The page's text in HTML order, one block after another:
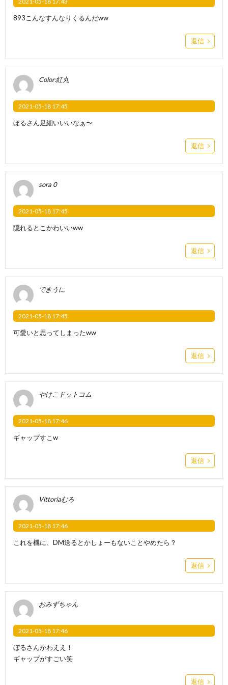
893こんなすんなりくるんだww
返信
Color:紅丸
2021-05-18 17:45
ぼるさん足細いいいなぁ〜
返信
sora 0
2021-05-18 17:45
隠れるとこかわいいww
返信
できうに
2021-05-18 17:45
可愛いと思ってしまったww
返信
やけこドットコム
2021-05-18 17:46
ギャップすこw
返信
Vittoriaむろ
2021-05-18 17:46
これを機に、DM送るとかしょーもないことやめたら？
返信
おみずちゃん
2021-05-18 17:46
ぼるさんかわええ！
ギャップがすごい笑
返信